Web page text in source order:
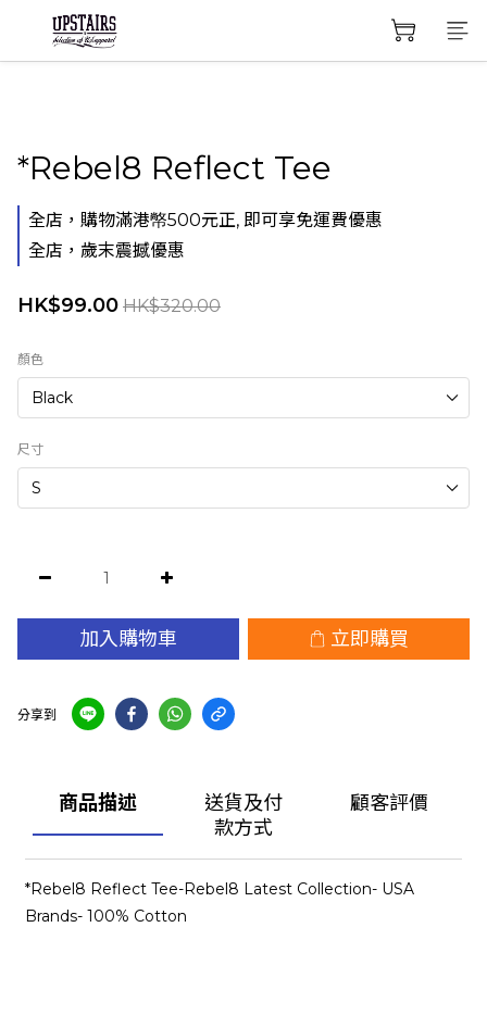
*Rebel8 Reflect Tee
全店，購物滿港幤500元正, 即可享免運費優惠
全店，歲末震撼優惠
HK$99.00 HK$320.00
顏色
尺寸
加入購物車 立即購買
分享到
商品描述
送貨及付
款方式
顧客評價
*Rebel8 Reflect Tee-Rebel8 Latest Collection- USA
Brands- 100% Cotton